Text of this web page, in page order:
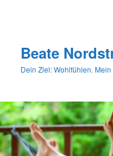
Beate
Dein Ziel: Wohlfühlen.